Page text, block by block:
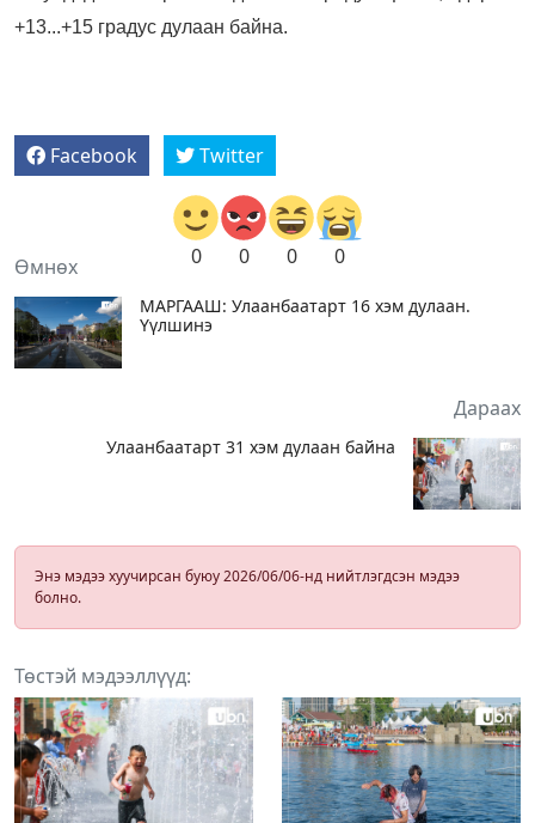
+13...+15 градус дулаан байна.
Facebook Twitter
0 0 0 0
Өмнөх
МАРГААШ: Улаанбаатарт 16 хэм дулаан.
Үүлшинэ
Дараах
Улаанбаатарт 31 хэм дулаан байна
Энэ мэдээ хуучирсан буюу 2026/06/06-нд нийтлэгдсэн мэдээ
болно.
Төстэй мэдээллүүд: